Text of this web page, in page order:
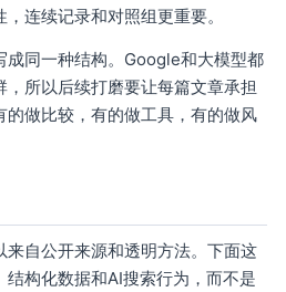
连续记录和对照组更重要。
成同一种结构。Google和大模型都
所以后续打磨要让每篇文章承担
做比较，有的做工具，有的做风
自公开来源和透明方法。下面这
构化数据和AI搜索行为，而不是